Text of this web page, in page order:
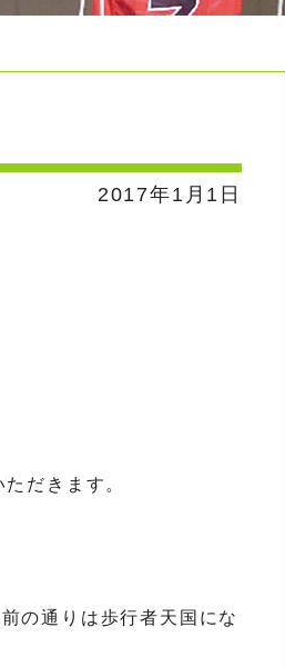
2017年1月1日
だきます。
の通りは歩行者天国にな